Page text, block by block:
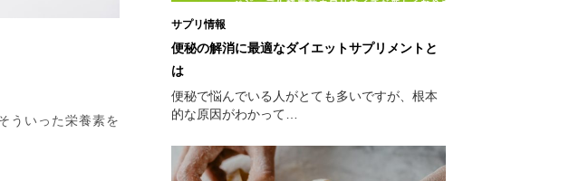
ういった栄養素を
サプリ情報
便秘の解消に最適なダイエットサプリメントと
は
便秘で悩んでいる人がとても多いですが、根本
的な原因がわかって…